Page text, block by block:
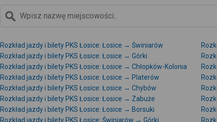
Rozkład jazdy i bilety PKS Łosice: Łosice → Świniarów
Rozkład jazdy i bilety PKS Łosice: Łosice → Górki
Rozkład jazdy i bilety PKS Łosice: Łosice → Chłopków-Kolonia
Rozkład jazdy i bilety PKS Łosice: Łosice → Platerów
Rozkład jazdy i bilety PKS Łosice: Łosice → Chybów
Rozkład jazdy i bilety PKS Łosice: Łosice → Zabuże
Rozkład jazdy i bilety PKS Łosice: Łosice → Borsuki
Rozkład jazdy i bilety PKS Łosice: Świniarów → Górki